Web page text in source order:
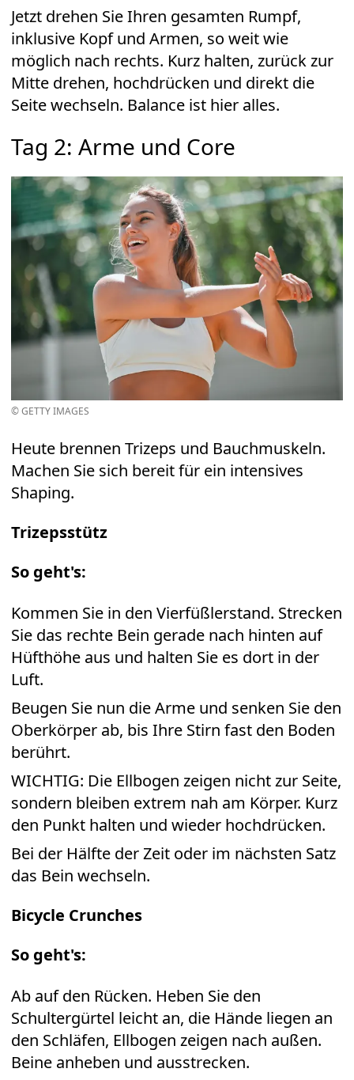
Jetzt drehen Sie Ihren gesamten Rumpf,
inklusive Kopf und Armen, so weit wie
möglich nach rechts. Kurz halten, zurück zur
Mitte drehen, hochdrücken und direkt die
Seite wechseln. Balance ist hier alles.
Tag 2: Arme und Core
© GETTY IMAGES
Heute brennen Trizeps und Bauchmuskeln.
Machen Sie sich bereit für ein intensives
Shaping.
Trizepsstütz
So geht's:
Kommen Sie in den Vierfüßlerstand. Strecken
Sie das rechte Bein gerade nach hinten auf
Hüfthöhe aus und halten Sie es dort in der
Luft.
Beugen Sie nun die Arme und senken Sie den
Oberkörper ab, bis Ihre Stirn fast den Boden
berührt.
WICHTIG: Die Ellbogen zeigen nicht zur Seite,
sondern bleiben extrem nah am Körper. Kurz
den Punkt halten und wieder hochdrücken.
Bei der Hälfte der Zeit oder im nächsten Satz
das Bein wechseln.
Bicycle Crunches
So geht's:
Ab auf den Rücken. Heben Sie den
Schultergürtel leicht an, die Hände liegen an
den Schläfen, Ellbogen zeigen nach außen.
Beine anheben und ausstrecken.